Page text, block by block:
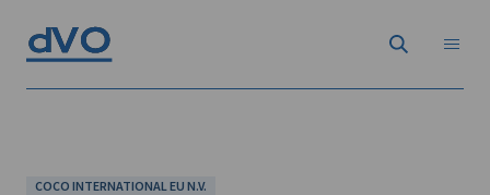
COCO INTERNATIONAL EU N.V.